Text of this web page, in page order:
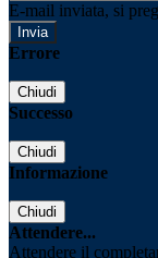
E-mail inviata, si
Errore
Chiudi
Successo
Chiudi
Informazione
Chiudi
Attendere...
Attendere il